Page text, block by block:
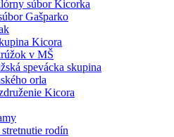
súbor Kicorka
Gašparko
Kicora
v MŠ
spevácka skupina
orla
Kicora
rodín